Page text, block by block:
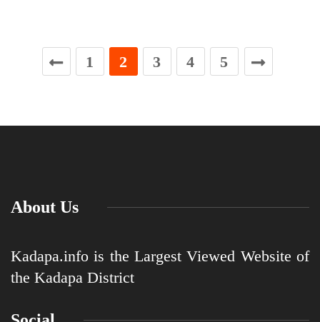
1 2 3 4 5
About Us
Kadapa.info is the Largest Viewed Website of
the Kadapa District